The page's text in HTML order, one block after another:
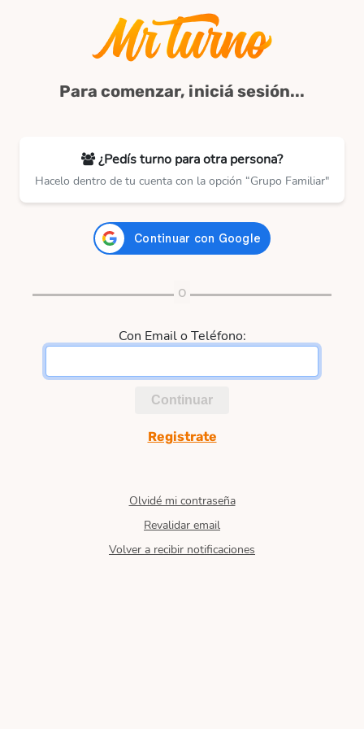
Para comenzar, iniciá sesión...
¿Pedís turno para otra persona?
Hacelo dentro de tu cuenta con la opción “Grupo Familiar"
Con Email o Teléfono:
Continuar
Registrate
Olvidé mi contraseña
Revalidar email
Volver a recibir notificaciones